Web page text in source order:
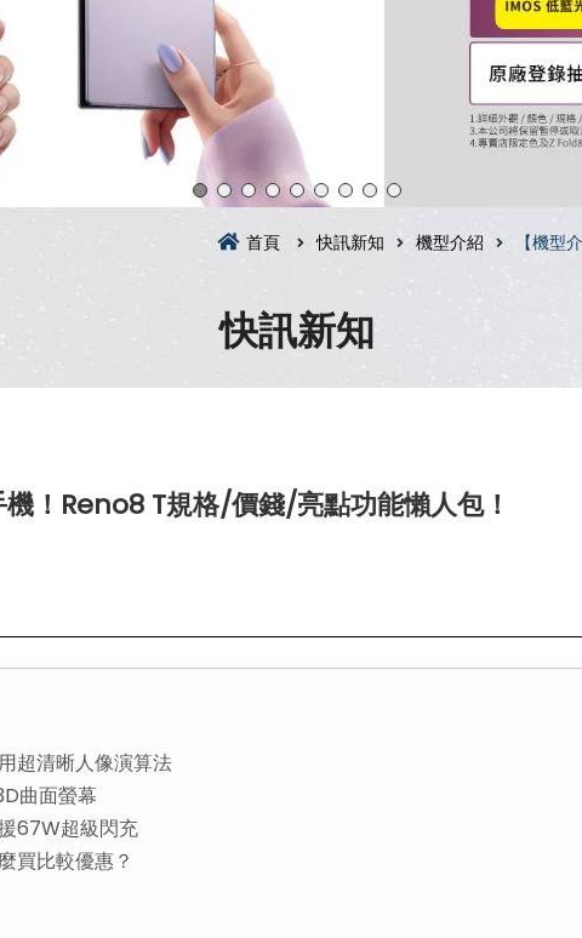
首頁 快訊新知 機型介紹 【機型
快訊新知
機！Reno8 T規格/價錢/亮點功能懶人包！
超清晰人像演算法
曲面螢幕
67W超級閃充
買比較優惠？